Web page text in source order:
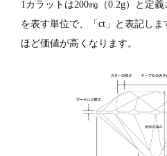
1カラットは200㎎（0.2g）と定
を表す単位で、「ct」と表記し
ほど価値が高くなります。